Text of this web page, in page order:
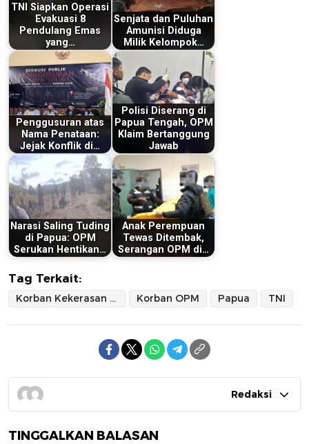
TNI Siapkan Operasi
Evakuasi 8
Pendulang Emas
yang…
Senjata dan Puluhan
Amunisi Diduga
Milik Kelompok…
Penggusuran atas
Nama Penataan:
Jejak Konflik di…
Polisi Diserang di
Papua Tengah, OPM
Klaim Bertanggung
Jawab
Narasi Saling Tuding
di Papua: OPM
Serukan Hentikan…
Anak Perempuan
Tewas Ditembak,
Serangan OPM di…
Tag Terkait:
Korban Kekerasan OPM Korban OPM Papua TNI
Redaksi
TINGGALKAN BALASAN